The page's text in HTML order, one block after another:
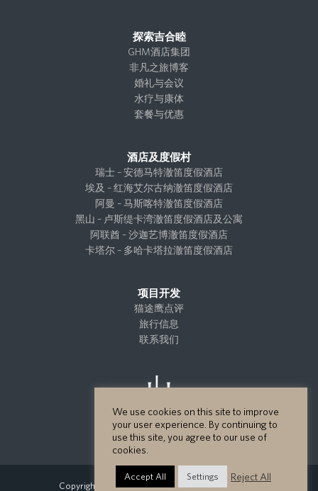
探索吉合睦
GHM酒店集团
非凡之旅博客
婚礼与会议
水疗与康体
套餐与优惠
酒店及度假村
瑞士 – 安德马特澈笛度假酒店
埃及 – 红海艾尔古纳澈笛度假酒店
阿曼 – 马斯喀特澈笛度假酒店
黑山 – 卢斯缇卡湾澈笛度假酒店及公寓
阿联酋 – 沙迦艺博澈笛度假酒店
卡塔尔 – 多哈卡塔拉澈笛度假酒店
项目开发
猫途鹰点评
旅行信息
联系我们
Copyright GHM Hotels 2026 - All Rights Reserved.
We use cookies on this site to improve
your user experience. By continuing to
use this site, you agree to our use of
cookies.
Accept All Settings Reject All